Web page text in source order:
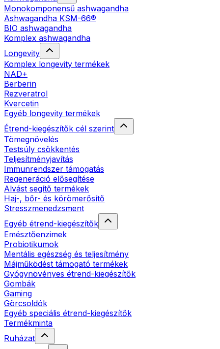
Monokomponensű ashwagandha
Ashwagandha KSM-66®
BIO ashwagandha
Komplex ashwagandha
Longevity
Komplex longevity termékek
NAD+
Berberin
Rezveratrol
Kvercetin
Egyéb longevity termékek
Étrend-kiegészítők cél szerint
Tömegnövelés
Testsúly csökkentés
Teljesítményjavítás
Immunrendszer támogatás
Regeneráció elősegítése
Alvást segítő termékek
Haj-, bőr- és körömerősítő
Stresszmenedzsment
Egyéb étrend-kiegészítők
Emésztőenzimek
Probiotikumok
Mentális egészség és teljesítmény
Májműködést támogató termékek
Gyógynövényes étrend-kiegészítők
Gombák
Gaming
Görcsoldók
Egyéb speciális étrend-kiegészítők
Termékminta
Ruházat